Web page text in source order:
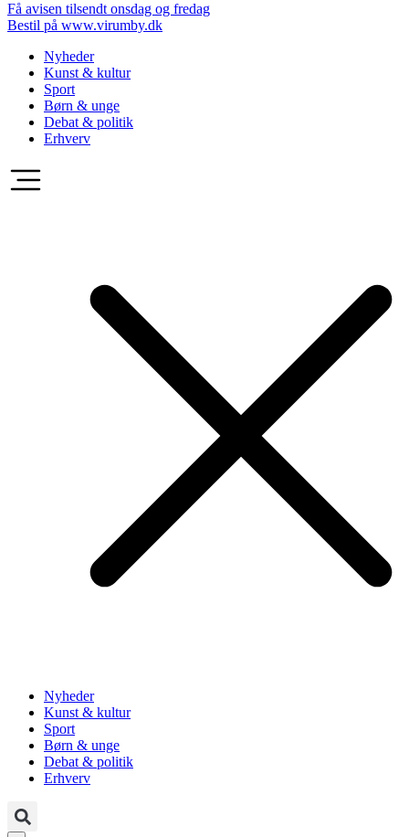
Få avisen tilsendt onsdag og fredag
Bestil på www.virumby.dk
Nyheder
Kunst & kultur
Sport
Børn & unge
Debat & politik
Erhverv
Nyheder
Kunst & kultur
Sport
Børn & unge
Debat & politik
Erhverv